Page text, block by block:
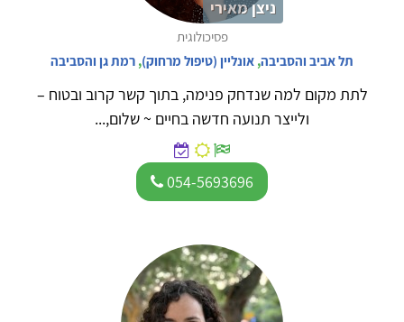
ניצן מאירי
פסיכולוגית
תל אביב והסביבה, אונליין (טיפול מרחוק), רמת גן והסביבה
לתת מקום למה שנדחק פנימה, בתוך קשר קרוב ובטוח –
ולייצר תנועה חדשה בחיים ~ שלום,...
054-5693696